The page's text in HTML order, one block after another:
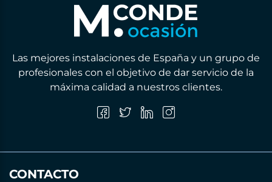
Las mejores instalaciones de España y un grupo de
profesionales con el objetivo de dar servicio de la
máxima calidad a nuestros clientes.
CONTACTO